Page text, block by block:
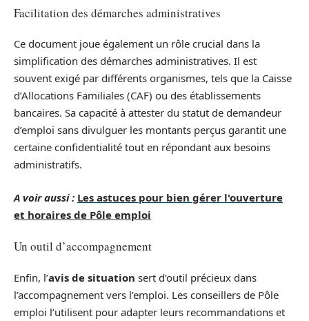
Facilitation des démarches administratives
Ce document joue également un rôle crucial dans la
simplification des démarches administratives. Il est
souvent exigé par différents organismes, tels que la Caisse
d’Allocations Familiales (CAF) ou des établissements
bancaires. Sa capacité à attester du statut de demandeur
d’emploi sans divulguer les montants perçus garantit une
certaine confidentialité tout en répondant aux besoins
administratifs.
A voir aussi : Les astuces pour bien gérer l'ouverture
et horaires de Pôle emploi
Un outil d’accompagnement
Enfin, l’avis de situation sert d’outil précieux dans
l’accompagnement vers l’emploi. Les conseillers de Pôle
emploi l’utilisent pour adapter leurs recommandations et